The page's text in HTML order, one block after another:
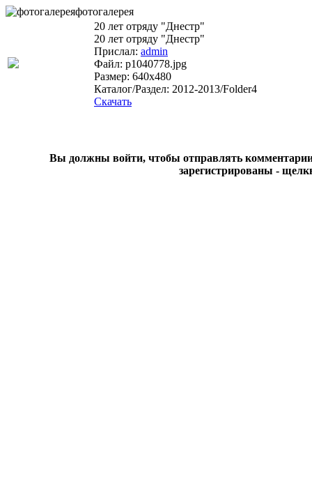
фотогалерея
20 лет отряду "Днестр"
20 лет отряду "Днестр"
Прислал: admin
Файл: p1040778.jpg
Размер: 640x480
Каталог/Раздел: 2012-2013/Folder4
Скачать
Вы должны войти, чтобы отправлять комментарии
зарегистрированы -